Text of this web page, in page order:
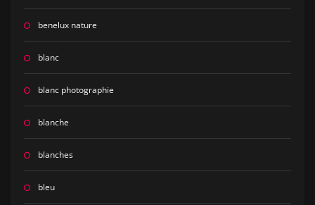
benelux nature
blanc
blanc photographie
blanche
blanches
bleu